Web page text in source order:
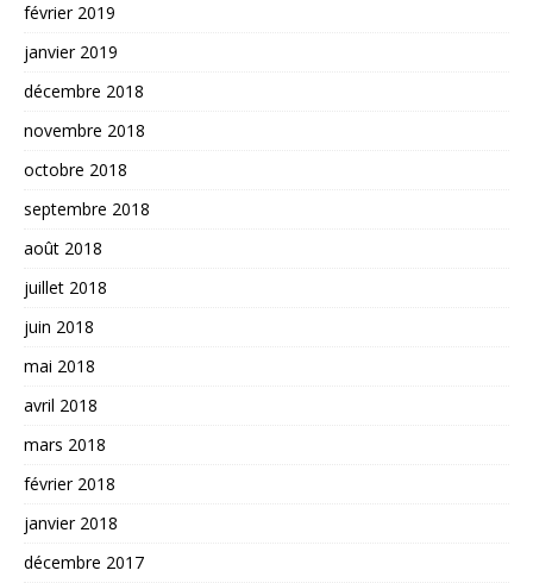
février 2019
janvier 2019
décembre 2018
novembre 2018
octobre 2018
septembre 2018
août 2018
juillet 2018
juin 2018
mai 2018
avril 2018
mars 2018
février 2018
janvier 2018
décembre 2017